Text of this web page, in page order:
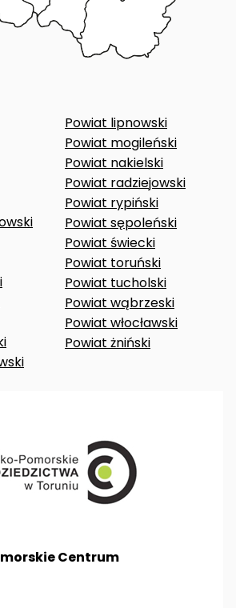
Powiat lipnowski
Powiat mogileński
Powiat nakielski
Powiat radziejowski
Powiat rypiński
Powiat sępoleński
Powiat świecki
Powiat toruński
Powiat tucholski
Powiat wąbrzeski
Powiat włocławski
Powiat żniński
Centrum